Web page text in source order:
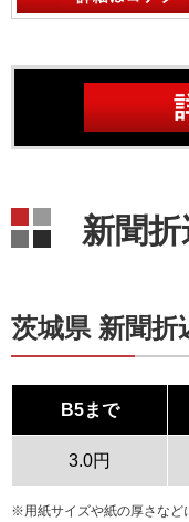
新聞
茨城県 新聞折
B5まで
3.0円
※用紙サイズや紙の厚さなど